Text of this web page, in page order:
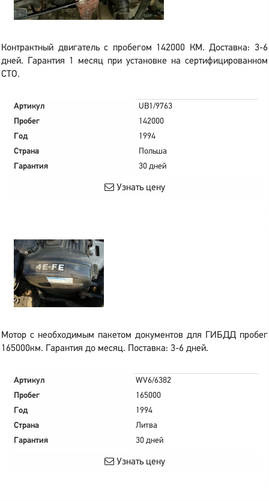
Контрактный двигатель с пробегом 142000 КМ. Доставка: 3-6
дней. Гарантия 1 месяц при установке на сертифицированном
СТО.
Артикул
UB1/9763
Пробег
142000
Год
1994
Страна
Польша
Гарантия
30 дней
Узнать цену
Мотор с необходимым пакетом документов для ГИБДД пробег
165000км. Гарантия до месяц. Поставка: 3-6 дней.
Артикул
WV6/6382
Пробег
165000
Год
1994
Страна
Литва
Гарантия
30 дней
Узнать цену